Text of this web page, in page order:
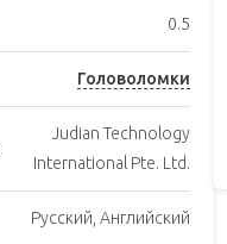
0.5
Головоломки
Judian Technology
International Pte. Ltd.
Русский, Английский